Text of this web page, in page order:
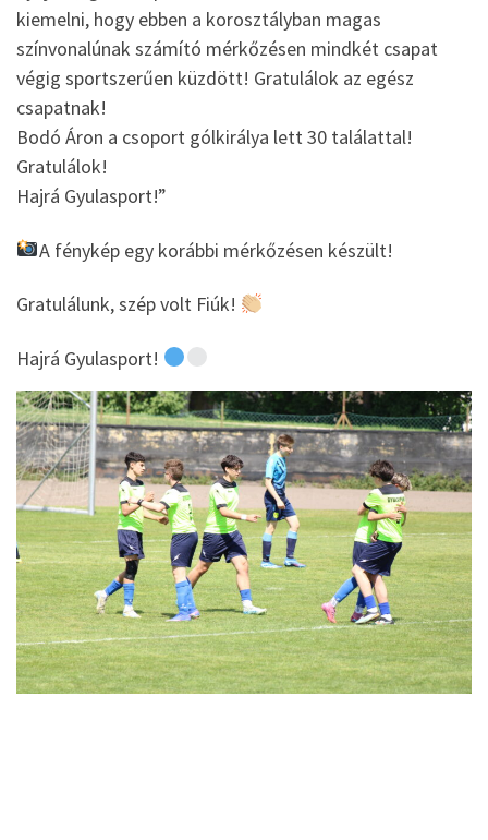
kiemelni, hogy ebben a korosztályban magas
színvonalúnak számító mérkőzésen mindkét csapat
végig sportszerűen küzdött! Gratulálok az egész
csapatnak!
Bodó Áron a csoport gólkirálya lett 30 találattal!
Gratulálok!
Hajrá Gyulasport!”
A fénykép egy korábbi mérkőzésen készült!
Gratulálunk, szép volt Fiúk!
Hajrá Gyulasport!